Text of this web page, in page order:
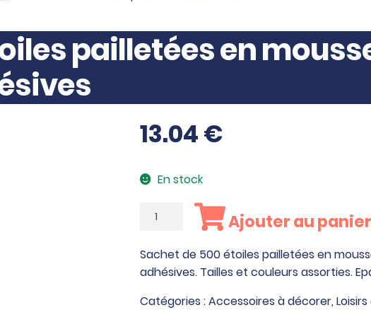
pailletées en
13.04€
En stock
quantité
Sachet
de
500
étoiles
Ajouter au panier
Sachet de 500 étoiles pailletées en
adhésives. Tailles et couleurs assorties.
Catégories :Accessoires à décorer,